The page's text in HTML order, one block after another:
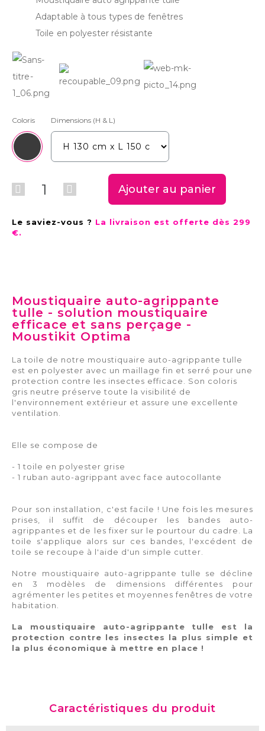
Adaptable à tous types de fenêtres
Toile en polyester résistante
Coloris Dimensions (H & L)
Ajouter au panier
Le saviez-vous ? La livraison est offerte dès 299
€.
Moustiquaire auto-agrippante
tulle - solution moustiquaire
efficace et sans perçage -
Moustikit Optima
La toile de notre moustiquaire auto-agrippante tulle
est en polyester avec un maillage fin et serré pour une
protection contre les insectes efficace. Son coloris
gris neutre préserve toute la visibilité de
l'environnement extérieur et assure une excellente
ventilation.
Elle se compose de
- 1 toile en polyester grise
- 1 ruban auto-agrippant avec face autocollante
Pour son installation, c'est facile ! Une fois les mesures
prises, il suffit de découper les bandes auto-
agrippantes et de les fixer sur le pourtour du cadre. La
toile s'applique alors sur ces bandes, l'excédent de
toile se recoupe à l'aide d'un simple cutter.
Notre moustiquaire auto-agrippante tulle se décline
en 3 modèles de dimensions différentes pour
agrémenter les petites et moyennes fenêtres de votre
habitation.
La moustiquaire auto-agrippante tulle est la
protection contre les insectes la plus simple et
la plus économique à mettre en place !
Caractéristiques du produit